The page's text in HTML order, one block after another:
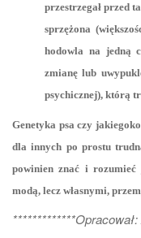
przestrzegał przed
sprzężona
hodowla na jedną
zmianę lub
psychicznej), którą
Genetyka psa czy
dla innych po prostu
powinien znać i
modą, lecz własnymi,